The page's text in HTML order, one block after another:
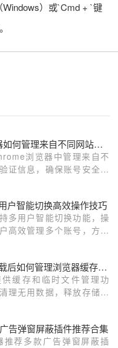
）或`Cmd + `键
Chrome浏览器如何管理来自不同网站的身份验证信息
浏览器中管理来自不
证信息，确保账号安全和
户智能切换高效操作技巧
多用户智能切换功能，操
高效管理多个账号，方便
谷歌浏览器下载后如何管理浏览器缓存和临时文件
缓存和临时文件管理功
理无用数据，释放存储空
告弹窗屏蔽插件推荐合集
荐多款广告弹窗屏蔽插